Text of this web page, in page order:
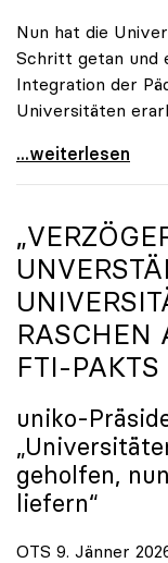
Nun hat die
Schritt getan und
Integration der
Universitäten
Schools of
...weiterlesen
RASCHEN
FTI-PAKTS
uniko-
geholfen,
liefern“
OTS 9. Jänner